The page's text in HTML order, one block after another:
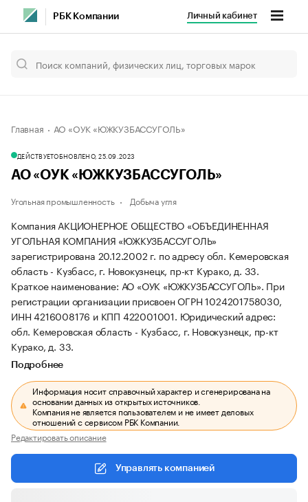
РБК Компании Личный кабинет
Главная АО «ОУК «ЮЖКУЗБАССУГОЛЬ»
ДЕЙСТВУЕТОБНОВЛЕНО, 25.09.2023
АО «ОУК «ЮЖКУЗБАССУГОЛЬ»
Угольная промышленность Добыча угля
Компания АКЦИОНЕРНОЕ ОБЩЕСТВО «ОБЪЕДИНЕННАЯ
УГОЛЬНАЯ КОМПАНИЯ «ЮЖКУЗБАССУГОЛЬ»
зарегистрирована 20.12.2002 г. по адресу обл. Кемеровская
область - Кузбасс, г. Новокузнецк, пр-кт Курако, д. 33.
Краткое наименование: АО «ОУК «ЮЖКУЗБАССУГОЛЬ». При
регистрации организации присвоен ОГРН 1024201758030,
ИНН 4216008176 и КПП 422001001. Юридический адрес:
обл. Кемеровская область - Кузбасс, г. Новокузнецк, пр-кт
Курако, д. 33.
Подробнее
Информация носит справочный характер и сгенерирована на
основании данных из открытых источников.
Компания не является пользователем и не имеет деловых
отношений с сервисом РБК Компании.
Редактировать описание
Управлять компанией